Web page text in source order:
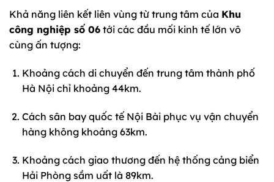
Khả năng liên kết liên vùng từ trung tâm của Khu
công nghiệp số 06 tới các đầu mối kinh tế lớn vô
cùng ấn tượng:
Khoảng cách di chuyển đến trung tâm thành phố
Hà Nội chỉ khoảng 44km.
Cách sân bay quốc tế Nội Bài phục vụ vận chuyển
hàng không khoảng 63km.
Khoảng cách giao thương đến hệ thống cảng biển
Hải Phòng sầm uất là 89km.